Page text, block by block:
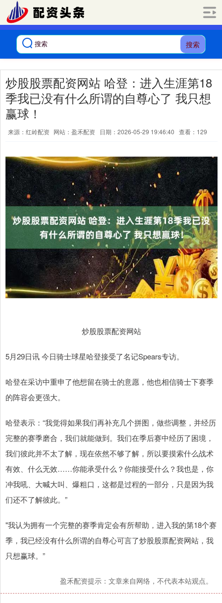
搜索
炒股股票配资网站 哈登：进入生涯第18
季我已没有什么所谓的自尊心了 我只想
赢球！
来源：红岭配资 网站：盈禾配资 日期：2026-05-29 19:46:40 查看：129
炒股股票配资网站
5月29日讯 今日骑士球星哈登接受了名记Spears专访。
哈登在采访中重申了他想留在骑士的意愿，他也相信骑士下赛季
的阵容会更强大。
哈登表示：“我觉得如果我们再补充几个拼图，做些调整，并经历
完整的赛季磨合，我们就能做到。我们在季后赛中经历了困境，
我们彼此并不太了解，现在依然不够了解，所以要摸索什么战术
有效、什么无效……你能承受什么？你能接受什么？我也是，你
冲我吼、大喊大叫、爆粗口，这都是过程的一部分，只是因为我
们还不了解彼此。”
"我认为拥有一个完整的赛季肯定会有所帮助，进入我的第18个赛
季，我已经没有什么所谓的自尊心可言了炒股股票配资网站，我
只想赢球。”
盈禾配资提示：文章来自网络，不代表本站观点。